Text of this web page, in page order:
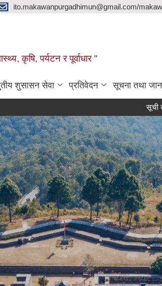
ito.makawanpurgadhimun@gmail.com/
कृषि, पर्यटन र पूर्वाधार "
शुसासन सेवा प्रतिवेदन सूचना तथा
सूची दर्ता